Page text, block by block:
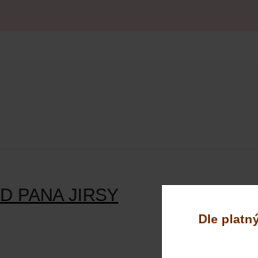
PANA JIRSY
Dle